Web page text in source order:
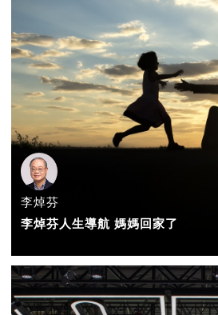
李焯芬
李焯芬人生導航 媽媽回家了